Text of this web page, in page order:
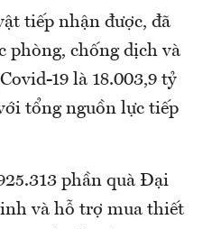
tiếp nhận được, đã
phòng, chống dịch và
19 là 18.003,9 tỷ
tổng nguồn lực tiếp
phần quà Đại
và hỗ trợ mua thiết